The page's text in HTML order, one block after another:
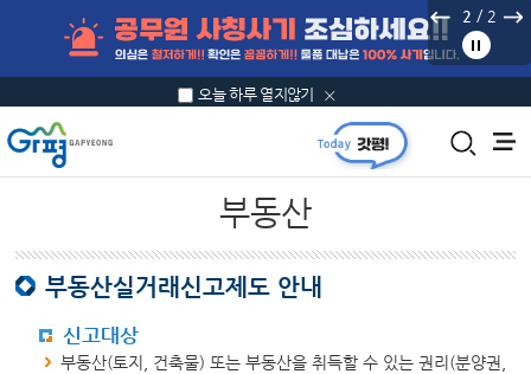
2 / 2
오늘 하루 열지않기
부동산
부동산실거래신고제도 안내
신고대상
부동산(토지, 건축물) 또는 부동산을 취득할 수 있는 권리(분양권,